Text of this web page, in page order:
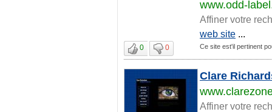
www.odd-
Affiner votre
web site ...
0 0 Ce site est'il pertinent
Clare
Affiner votre